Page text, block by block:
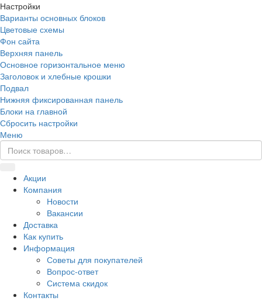
Настройки
Варианты основных блоков
Цветовые схемы
Фон сайта
Верхняя панель
Основное горизонтальное меню
Заголовок и хлебные крошки
Подвал
Нижняя фиксированная панель
Блоки на главной
Сбросить настройки
Меню
Акции
Компания
Новости
Вакансии
Доставка
Как купить
Информация
Советы для покупателей
Вопрос-ответ
Система скидок
Контакты